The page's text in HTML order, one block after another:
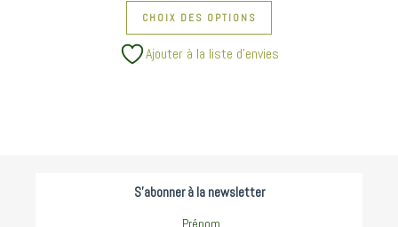
CHOIX DES OPTIONS
Ajouter à la liste d’envies
S'abonner à la newsletter
Prénom